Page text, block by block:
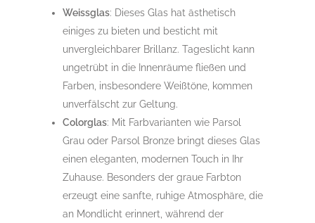
Weissglas: Dieses Glas hat ästhetisch
einiges zu bieten und besticht mit
unvergleichbarer Brillanz. Tageslicht kann
ungetrübt in die Innenräume fließen und
Farben, insbesondere Weißtöne, kommen
unverfälscht zur Geltung.
Colorglas: Mit Farbvarianten wie Parsol
Grau oder Parsol Bronze bringt dieses Glas
einen eleganten, modernen Touch in Ihr
Zuhause. Besonders der graue Farbton
erzeugt eine sanfte, ruhige Atmosphäre, die
an Mondlicht erinnert, während der